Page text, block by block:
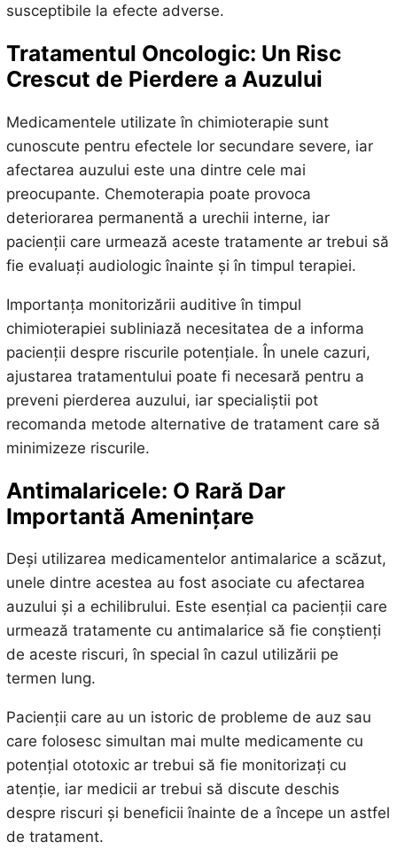
susceptibile la efecte adverse.
Tratamentul Oncologic: Un Risc
Crescut de Pierdere a Auzului
Medicamentele utilizate în chimioterapie sunt
cunoscute pentru efectele lor secundare severe, iar
afectarea auzului este una dintre cele mai
preocupante. Chemoterapia poate provoca
deteriorarea permanentă a urechii interne, iar
pacienții care urmează aceste tratamente ar trebui să
fie evaluați audiologic înainte și în timpul terapiei.
Importanța monitorizării auditive în timpul
chimioterapiei subliniază necesitatea de a informa
pacienții despre riscurile potențiale. În unele cazuri,
ajustarea tratamentului poate fi necesară pentru a
preveni pierderea auzului, iar specialiștii pot
recomanda metode alternative de tratament care să
minimizeze riscurile.
Antimalaricele: O Rară Dar
Importantă Amenințare
Deși utilizarea medicamentelor antimalarice a scăzut,
unele dintre acestea au fost asociate cu afectarea
auzului și a echilibrului. Este esențial ca pacienții care
urmează tratamente cu antimalarice să fie conștienți
de aceste riscuri, în special în cazul utilizării pe
termen lung.
Pacienții care au un istoric de probleme de auz sau
care folosesc simultan mai multe medicamente cu
potențial ototoxic ar trebui să fie monitorizați cu
atenție, iar medicii ar trebui să discute deschis
despre riscuri și beneficii înainte de a începe un astfel
de tratament.